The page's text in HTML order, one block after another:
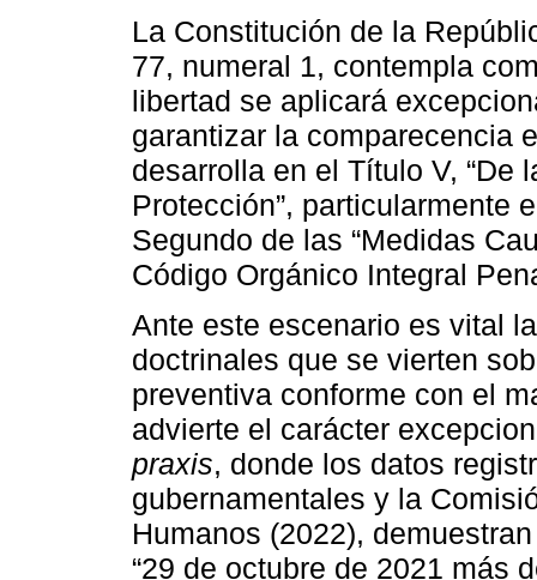
La Constitución de la
77, numeral 1, contempla
libertad se aplicará
garantizar la comparecencia
desarrolla en el Título V, “De
Protección”, particularmente
Segundo de las “Medidas
Código Orgánico Integral
Ante este escenario es vital
doctrinales que se vierten
preventiva conforme con el
advierte el carácter
praxis, donde los datos
gubernamentales y la
Humanos (2022),
“29 de octubre de 2021 más